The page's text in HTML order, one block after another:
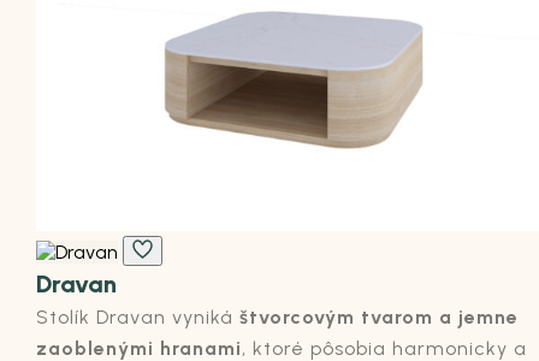
Dravan
Stolík Dravan vyniká štvorcovým tvarom a jemne
zaoblenými hranami, ktoré pôsobia harmonicky a